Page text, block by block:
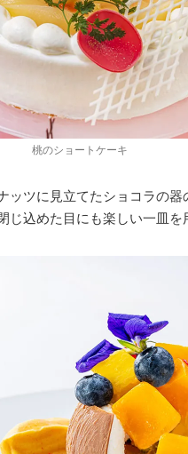
桃のショートケーキ
ッツに見立てたショコラの
込めた目にも楽しい一皿を